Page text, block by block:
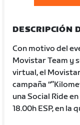
DESCRIPCIÓN
Con motivo del
Movistar Team y
virtual, el Movistar
campaña
una Social Ride
18.00h ESP, en